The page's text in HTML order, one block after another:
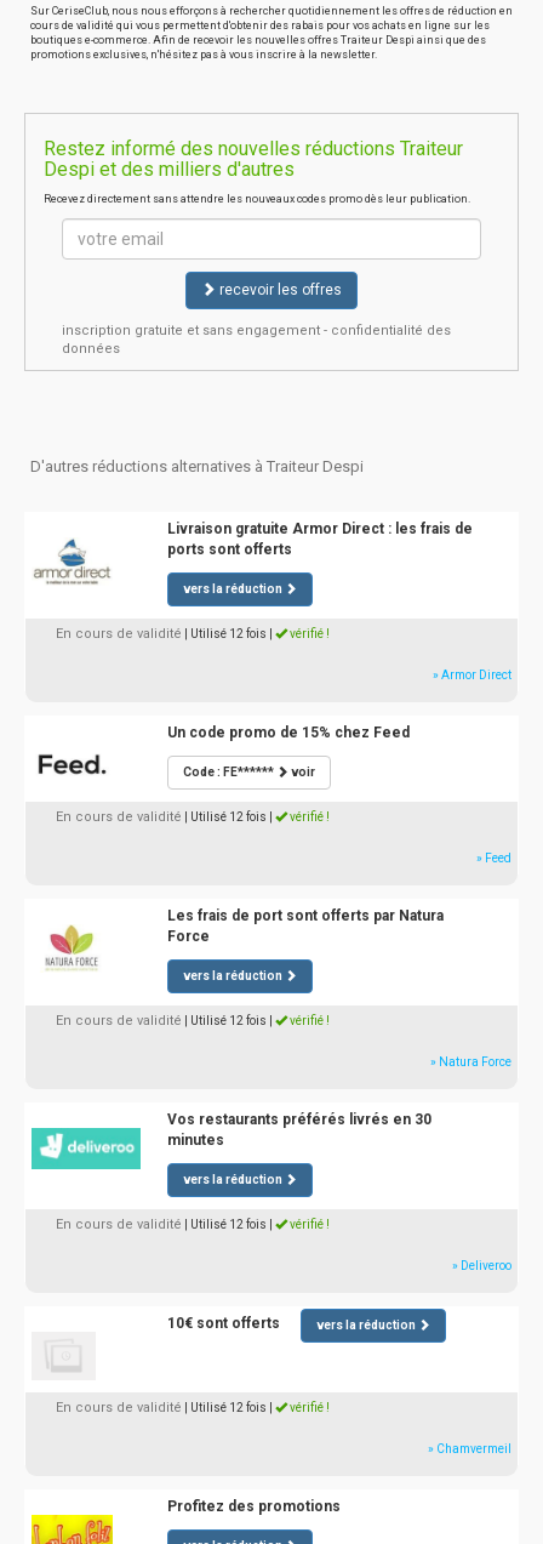
Sur CeriseClub, nous nous efforçons à rechercher quotidiennement les offres de réduction en
cours de validité qui vous permettent d'obtenir des rabais pour vos achats en ligne sur les
boutiques e-commerce. Afin de recevoir les nouvelles offres Traiteur Despi ainsi que des
promotions exclusives, n'hésitez pas à vous inscrire à la newsletter.
Restez informé des nouvelles réductions Traiteur
Despi et des milliers d'autres
Recevez directement sans attendre les nouveaux codes promo dès leur publication.
recevoir les offres
inscription gratuite et sans engagement - confidentialité des
données
D'autres réductions alternatives à Traiteur Despi
Livraison gratuite Armor Direct : les frais de
ports sont offerts
vers la réduction
En cours de validité | Utilisé 12 fois vérifié !
» Armor Direct
Un code promo de 15% chez Feed
Code : FE****** voir
En cours de validité | Utilisé 12 fois vérifié !
» Feed
Les frais de port sont offerts par Natura
Force
vers la réduction
En cours de validité | Utilisé 12 fois vérifié !
» Natura Force
Vos restaurants préférés livrés en 30
minutes
vers la réduction
En cours de validité | Utilisé 12 fois vérifié !
» Deliveroo
10€ sont offerts vers la réduction
En cours de validité | Utilisé 12 fois vérifié !
» Chamvermeil
Profitez des promotions